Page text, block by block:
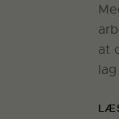
at